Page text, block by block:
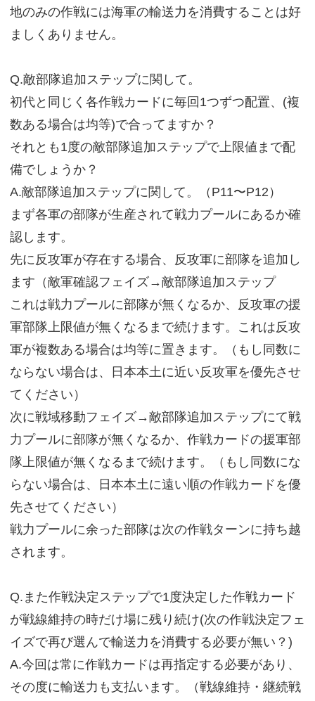
地のみの作戦には海軍の輸送力を消費することは好
ましくありません。
Q.敵部隊追加ステップに関して。
初代と同じく各作戦カードに毎回1つずつ配置、(複
数ある場合は均等)で合ってますか？
それとも1度の敵部隊追加ステップで上限値まで配
備でしょうか？
A.敵部隊追加ステップに関して。（P11〜P12）
まず各軍の部隊が生産されて戦力プールにあるか確
認します。
先に反攻軍が存在する場合、反攻軍に部隊を追加し
ます（敵軍確認フェイズ→敵部隊追加ステップ
これは戦力プールに部隊が無くなるか、反攻軍の援
軍部隊上限値が無くなるまで続けます。これは反攻
軍が複数ある場合は均等に置きます。（もし同数に
ならない場合は、日本本土に近い反攻軍を優先させ
てください）
次に戦域移動フェイズ→敵部隊追加ステップにて戦
力プールに部隊が無くなるか、作戦カードの援軍部
隊上限値が無くなるまで続けます。（もし同数にな
らない場合は、日本本土に遠い順の作戦カードを優
先させてください）
戦力プールに余った部隊は次の作戦ターンに持ち越
されます。
Q.また作戦決定ステップで1度決定した作戦カード
が戦線維持の時だけ場に残り続け(次の作戦決定フェ
イズで再び選んで輸送力を消費する必要が無い？)
A.今回は常に作戦カードは再指定する必要があり、
その度に輸送力も支払います。（戦線維持・継続戦